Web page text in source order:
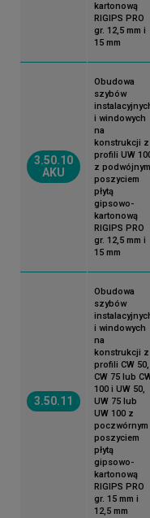
kartonową
RIGIPS PRO
gr. 12,5 mm i
15 mm
3.50.10
AKU
Obudowa
szybów
i windowych
na
konstrukcji z
profili UW
z podwójnym
poszyciem
płytą
gipsowo-
kartonową
RIGIPS PRO
gr. 12,5 mm i
15 mm
3.50.11
Obudowa
szybów
i windowych
na
konstrukcji z
profili CW 50,
CW 75 lub
100 i UW 50,
UW 75 lub
UW 100 z
poczwórnym
poszyciem
płytą
gipsowo-
kartonową
RIGIPS PRO
gr. 15 mm i
12,5 mm